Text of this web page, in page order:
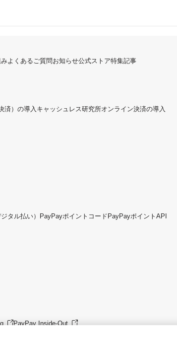
よくあるご質問お知らせ公式ストア特集記事
済）の導入 キャッシュレス研究所オンライン決済の導入
タル払い） PayPayポイントコード PayPayポイントAPI
PayPay Inside-Out